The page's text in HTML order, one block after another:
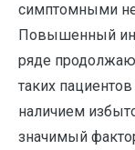
симптомными не
Повышенный
ряде
таких
наличием
значимый